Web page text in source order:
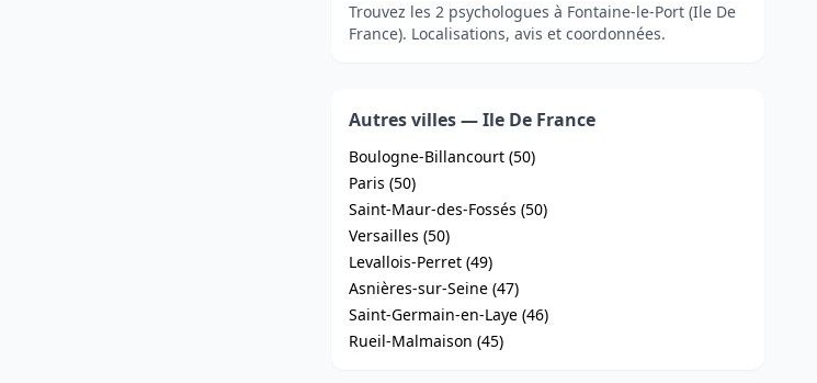
Trouvez les 2 psychologues à Fontaine-le-Port (Ile De
France). Localisations, avis et coordonnées.
Autres villes — Ile De France
Boulogne-Billancourt (50)
Paris (50)
Saint-Maur-des-Fossés (50)
Versailles (50)
Levallois-Perret (49)
Asnières-sur-Seine (47)
Saint-Germain-en-Laye (46)
Rueil-Malmaison (45)